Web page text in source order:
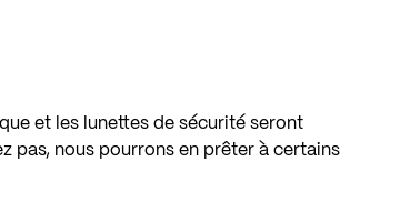
et les lunettes de sécurité seront
pas, nous pourrons en prêter à certains